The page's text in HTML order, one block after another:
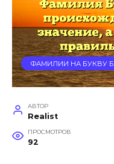
ФАМИЛИИ НА БУКВУ Б
АВТОР
Realist
ПРОСМОТРОВ
92